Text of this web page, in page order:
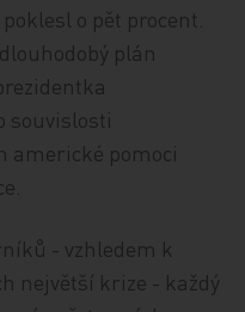
o pět procent.
plán
souvislosti
americké pomoci
- vzhledem k
největší krize - každý